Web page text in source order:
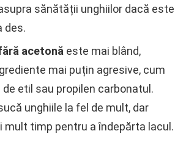
sănătății unghiilor dacă este
des.
acetonă este mai blând,
mai puțin agresive, cum
etil sau propilen carbonatul.
unghiile la fel de mult, dar
mult timp pentru a îndepărta lacul.